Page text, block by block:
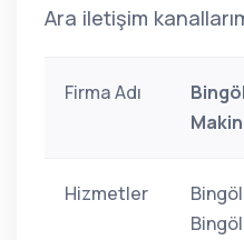
Ara iletişim
Firma Adı
Hizmetler